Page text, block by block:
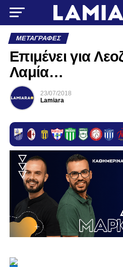
ΜΕΤΑΓΡΑΦΈΣ
Επιμένει για
Λαμία…
23/07/2018
Lamiara